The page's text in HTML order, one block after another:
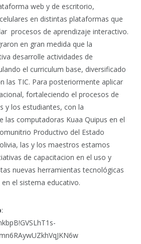
web y de escritorio,
en distintas plataformas que
procesos de aprendizaje interactivo.
en gran medida que la
desarrolle actividades de
el curriculum base, diversificado
las TIC. Para posteriormente aplicar
fortaleciendo el procesos de
y los estudiantes, con la
las computadoras Kuaa Quipus en el
Productivo del Estado
las y los maestros estamos
de capacitacion en el uso y
nuevas herramientas tecnológicas
el sistema educativo.
: